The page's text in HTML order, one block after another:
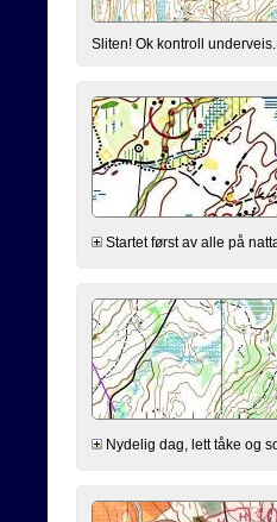
Sliten! Ok kontroll
Startet først av alle på
Nydelig dag, lett tåke og